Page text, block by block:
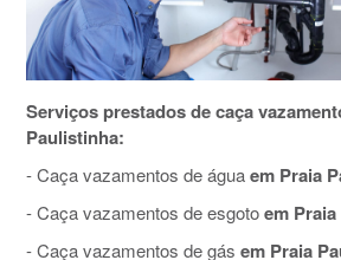
Serviços prestados de caça
Paulistinha:
- Caça vazamentos de águaem Praia
- Caça vazamentos de esgotoem
- Caça vazamentos de gás em Praia